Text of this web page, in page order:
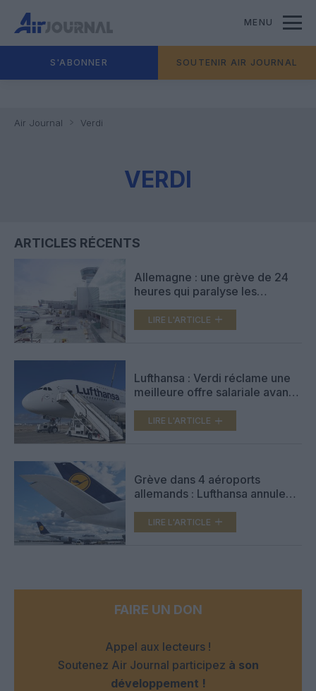
MENU
S'ABONNER SOUTENIR AIR JOURNAL
Air Journal Verdi
VERDI
ARTICLES RÉCENTS
Allemagne : une grève de 24
heures qui paralyse les
LIRE L'ARTICLE
Lufthansa : Verdi réclame une
meilleure offre salariale avant
LIRE L'ARTICLE
Grève dans 4 aéroports
allemands : Lufthansa annule
LIRE L'ARTICLE
FAIRE UN DON
Appel aux lecteurs !
Soutenez Air Journal participez à son
développement !